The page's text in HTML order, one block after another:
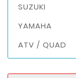
SUZUKI
YAMAHA
ATV / QUAD